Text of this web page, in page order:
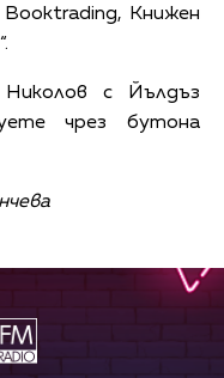
Booktrading, Книжен
с Йълдъз
чрез бутона